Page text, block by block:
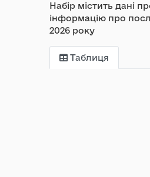
Набір містить дані
інформацію про
2026 року
Таблиця